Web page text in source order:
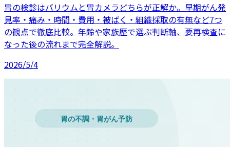
胃の検診はバリウムと胃カメラどちらが正解か。早期がん発
見率・痛み・時間・費用・被ばく・組織採取の有無など7つ
の観点で徹底比較。年齢や家族歴で選ぶ判断軸、要再検査に
なった後の流れまで完全解説。
2026/5/4